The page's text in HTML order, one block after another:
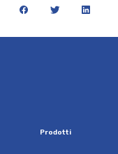
facebook twitter linkedin
Prodotti